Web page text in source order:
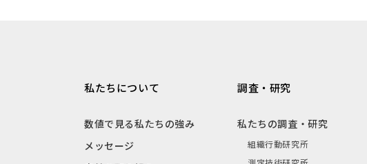
私たちについて
数値で見る私たちの強み
メッセージ
調査・研究
私たちの調査・研究
組織行動研究所